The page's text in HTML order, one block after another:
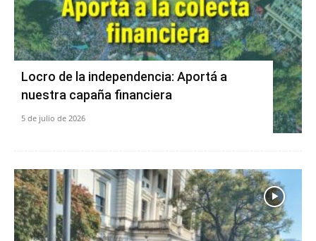
Locro de la independencia: Aportá a
nuestra capaña financiera
5 de julio de 2026